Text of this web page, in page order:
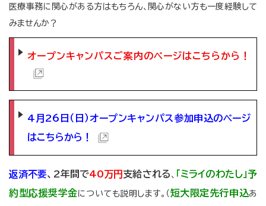
医療事務に関心がある方はもちろん、関心がない方も一度経験して
みませんか？
オープンキャンパスご案内のページはこちらから！
4月26日（日）オープンキャンパス参加申込のページ
はこちらから！
返済不要、2年間で40万円 支給される 、 「ミライのわたし」予
約型応援奨学金についても説明します。（ 短大限定先行申込あ